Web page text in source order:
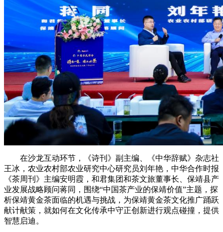
在沙龙互动环节，《诗刊》副主编、《中华辞赋》杂志社
王冰，农业农村部农业研究中心研究员刘年艳，中华合作时报
《茶周刊》主编安明霞，和君集团和茶文旅董事长、保靖县产
业发展战略顾问蒋同，围绕“中国茶产业的保靖价值”主题，探
析保靖黄金茶面临的机遇与挑战，为保靖黄金茶文化推广踊跃
献计献策，就如何在文化传承中守正创新进行观点碰撞，提供
智慧启迪。